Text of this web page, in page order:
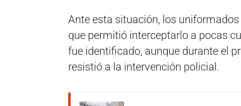
Ante esta situación, los
que permitió interceptarlo a pocas
fue identificado, aunque durante el
resistió a la intervención policial.